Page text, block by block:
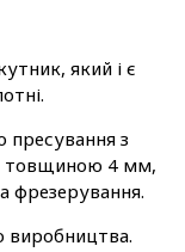
який і є
пресування з
товщиною 4 мм,
фрезерування.
виробництва.